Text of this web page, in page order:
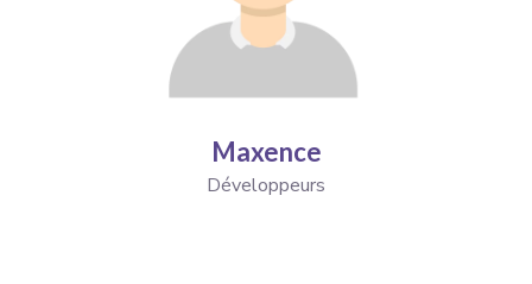
Maxence
Développeurs